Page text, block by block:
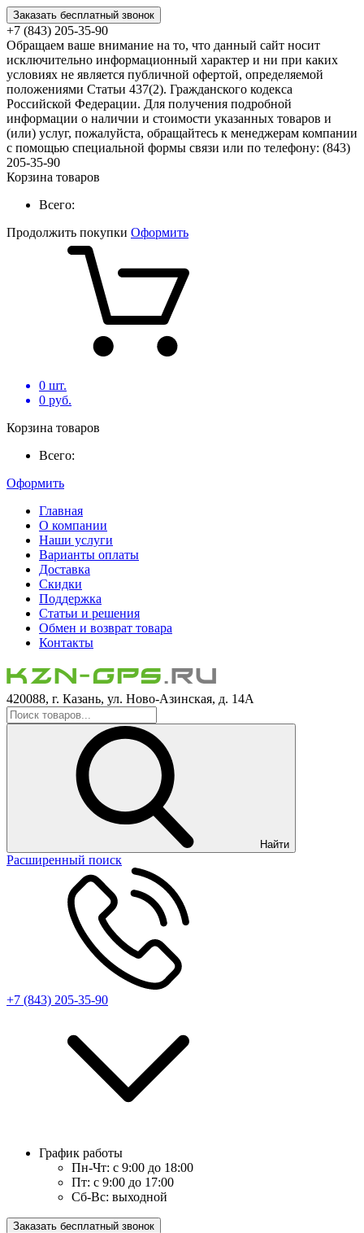
Заказать бесплатный звонок
+7 (843) 205-35-90
Обращаем ваше внимание на то, что данный сайт носит
исключительно информационный характер и ни при каких
условиях не является публичной офертой, определяемой
положениями Статьи 437(2). Гражданского кодекса
Российской Федерации. Для получения подробной
информации о наличии и стоимости указанных товаров и
(или) услуг, пожалуйста, обращайтесь к менеджерам компании
с помощью специальной формы связи или по телефону: (843)
205-35-90
Корзина товаров
Всего:
Продолжить покупки Оформить
0 шт.
0 руб.
Корзина товаров
Всего:
Оформить
Главная
О компании
Наши услуги
Варианты оплаты
Доставка
Скидки
Поддержка
Статьи и решения
Обмен и возврат товара
Контакты
420088, г. Казань, ул. Ново-Азинская, д. 14А
Найти
Расширенный поиск
+7 (843) 205-35-90
График работы
Пн-Чт: с 9:00 до 18:00
Пт: с 9:00 до 17:00
Сб-Вс: выходной
Заказать бесплатный звонок